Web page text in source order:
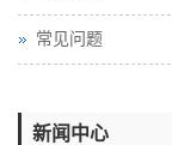
常见问题
新闻中心